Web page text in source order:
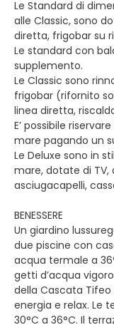
Le Standard di
alle Classic, sono
diretta, frigobar su
Le standard con
supplemento.
Le Classic sono
frigobar (rifornito
linea diretta,
E’ possibile
mare pagando un
Le Deluxe sono in
mare, dotate di TV,
asciugacapelli,
BENESSERE
Un giardino
due piscine con
acqua termale a
getti d’acqua
della Cascata
energia e relax. Le
30°C a 36°C. Il